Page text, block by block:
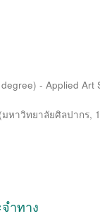
- Applied
(มหาวิทยาลัยศิลปากร,
ำทาง